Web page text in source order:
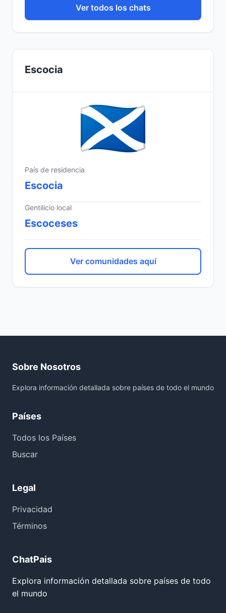
Ver todos los chats
Escocia
País de residencia
Escocia
Gentilicio local
Escoceses
Ver comunidades aquí
Sobre Nosotros
Explora información detallada sobre países de todo el mundo
Países
Todos los Países
Buscar
Legal
Privacidad
Términos
ChatPais
Explora información detallada sobre países de todo
el mundo